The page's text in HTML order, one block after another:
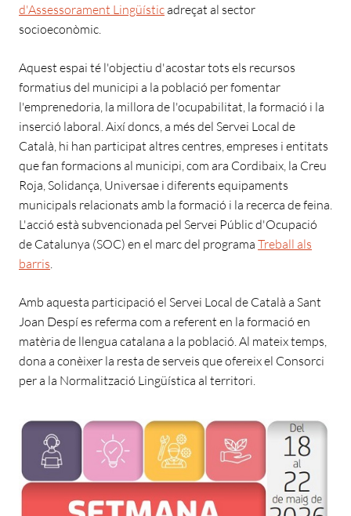
d'Assessorament Lingüísticadreçat al sector
socioeconòmic.
Aquest espai té l'objectiu d'acostar tots els recursos
formatius del municipi a la població per fomentar
l'emprenedoria, la millora de l'ocupabilitat, la formació i la
inserció laboral. Així doncs, a més del Servei Local de
Català, hi han participat altres centres, empreses i entitats
que fan formacions al municipi, com ara Cordibaix, la Creu
Roja, Solidança, Universae i diferents equipaments
municipals relacionats amb la formació i la recerca de feina.
L'acció està subvencionada pel Servei Públic d'Ocupació
de Catalunya (SOC) en el marc del programa Treball als
barris
Amb aquesta participació el Servei Local de Català a Sant
Joan Despí es referma com a referent en la formació en
matèria de llengua catalana a la població. Al mateix temps,
dona a conèixer la resta de serveis que ofereix el Consorci
per a la Normalització Lingüística al territori.